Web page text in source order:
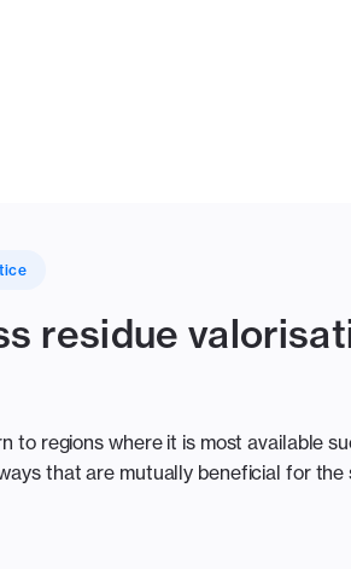
residue
to regions where it is most available
that are mutually beneficial for